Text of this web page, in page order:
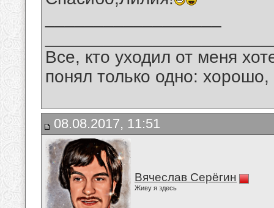
Все, кто уходил от меня
понял только одно:
08.08.2017, 11:51
Вячеслав Серёгин
Живу я здесь